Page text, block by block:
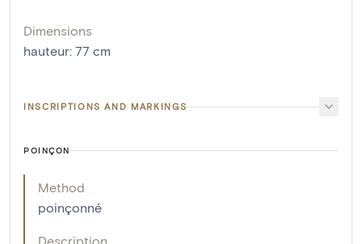
Dimensions
hauteur: 77 cm
INSCRIPTIONS AND MARKINGS
POINÇON
Method
poinçonné
Description